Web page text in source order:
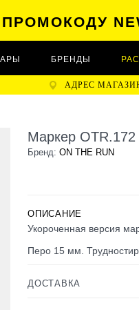
АДРЕС
БРЕНДЫ
Маркер OTR.172
Бренд: ON THE RUN
ОПИСАНИЕ
Укороченная версия
Перо 15 мм.
ДОСТАВКА